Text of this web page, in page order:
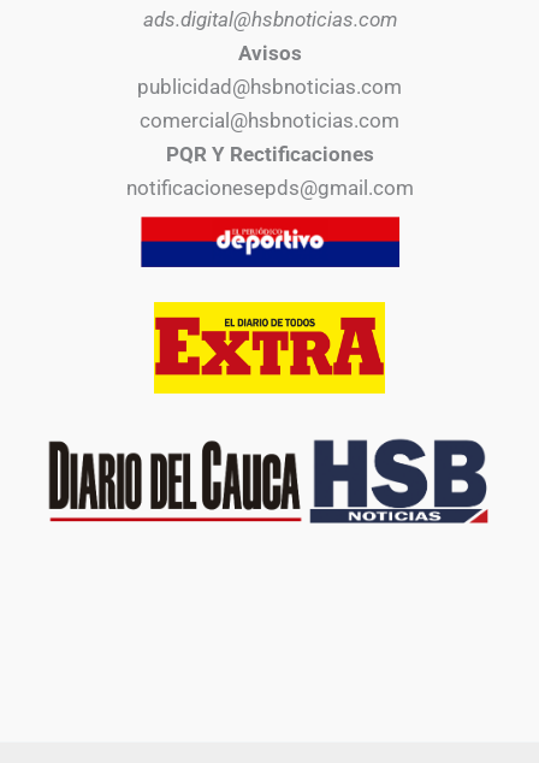
ads.digital@hsbnoticias.com
Avisos
publicidad@hsbnoticias.com
comercial@hsbnoticias.com
PQR Y Rectificaciones
notificacionesepds@gmail.com